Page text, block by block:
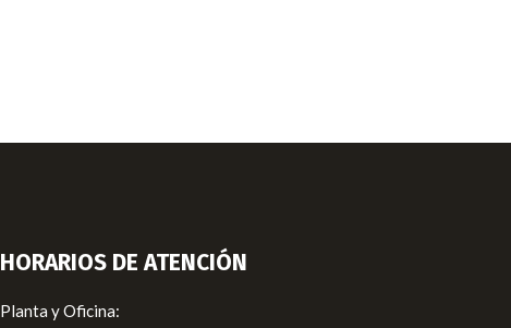
HORARIOS DE ATENCIÓN
Planta y Oficina: